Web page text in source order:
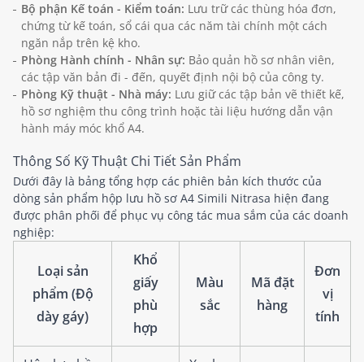
Bộ phận Kế toán - Kiểm toán: Lưu trữ các thùng hóa đơn,
chứng từ kế toán, sổ cái qua các năm tài chính một cách
ngăn nắp trên kệ kho.
Phòng Hành chính - Nhân sự: Bảo quản hồ sơ nhân viên,
các tập văn bản đi - đến, quyết định nội bộ của công ty.
Phòng Kỹ thuật - Nhà máy: Lưu giữ các tập bản vẽ thiết kế,
hồ sơ nghiệm thu công trình hoặc tài liệu hướng dẫn vận
hành máy móc khổ A4.
Thông Số Kỹ Thuật Chi Tiết Sản Phẩm
Dưới đây là bảng tổng hợp các phiên bản kích thước của
dòng sản phẩm hộp lưu hồ sơ A4 Simili Nitrasa hiện đang
được phân phối để phục vụ công tác mua sắm của các doanh
nghiệp:
Loại sản
phẩm (Độ
dày gáy)
Khổ
giấy
phù
hợp
Màu
sắc
Mã đặt
hàng
Đơn
vị
tính